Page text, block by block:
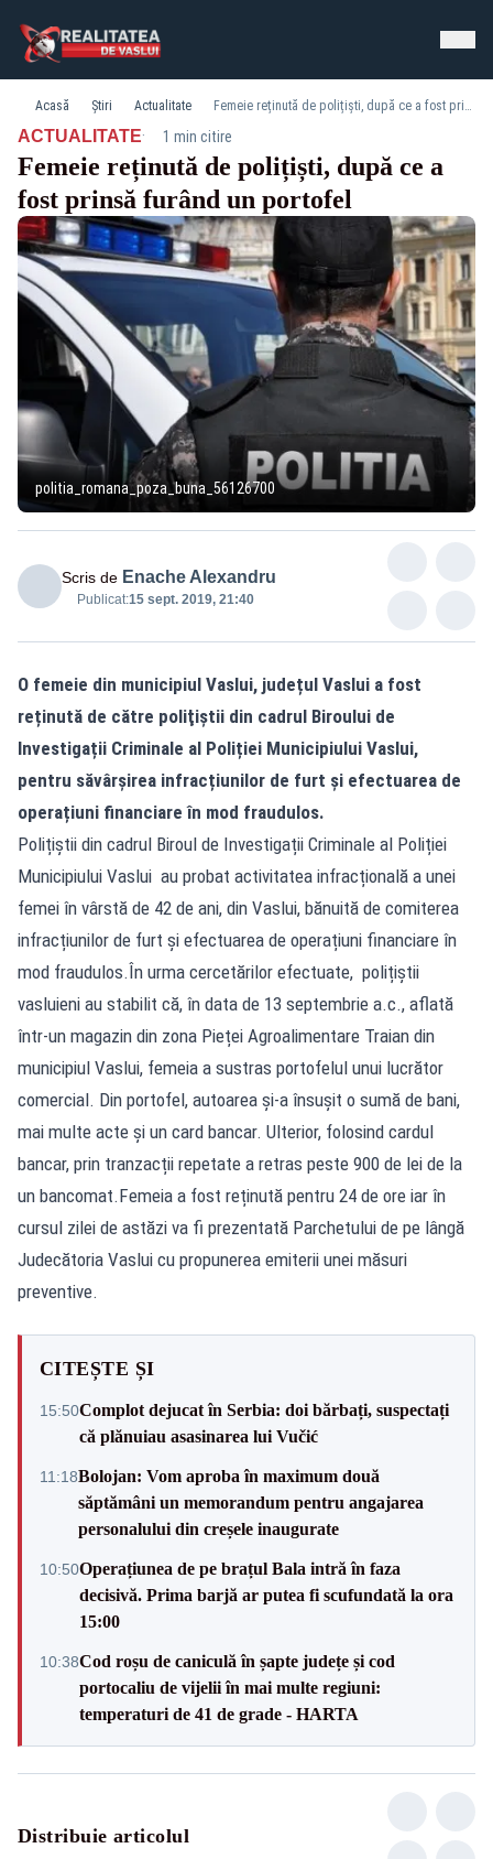
Acasă Știri Actualitate Femeie reținută de polițiști, după ce a fost prinsă furând un portofel
ACTUALITATE· 1 min citire
Femeie reținută de polițiști, după ce a
fost prinsă furând un portofel
politia_romana_poza_buna_56126700
Scris de Enache Alexandru
Publicat:15 sept. 2019, 21:40
O femeie din municipiul Vaslui, județul Vaslui a fost
reținută de către poliţiştii din cadrul Biroului de
Investigații Criminale al Poliției Municipiului Vaslui,
pentru săvârșirea infracțiunilor de furt și efectuarea de
operațiuni financiare în mod fraudulos.
Polițiștii din cadrul Biroul de Investigații Criminale al Poliției
Municipiului Vaslui au probat activitatea infracțională a unei
femei în vârstă de 42 de ani, din Vaslui, bănuită de comiterea
infracțiunilor de furt și efectuarea de operațiuni financiare în
mod fraudulos.În urma cercetărilor efectuate, polițiștii
vasluieni au stabilit că, în data de 13 septembrie a.c., aflată
într-un magazin din zona Pieței Agroalimentare Traian din
municipiul Vaslui, femeia a sustras portofelul unui lucrător
comercial. Din portofel, autoarea și-a însușit o sumă de bani,
mai multe acte și un card bancar. Ulterior, folosind cardul
bancar, prin tranzacții repetate a retras peste 900 de lei de la
un bancomat.Femeia a fost reținută pentru 24 de ore iar în
cursul zilei de astăzi va fi prezentată Parchetului de pe lângă
Judecătoria Vaslui cu propunerea emiterii unei măsuri
preventive.
CITEȘTE ȘI
15:50Complot dejucat în Serbia: doi bărbați, suspectați
că plănuiau asasinarea lui Vučić
11:18Bolojan: Vom aproba în maximum două
săptămâni un memorandum pentru angajarea
personalului din creșele inaugurate
10:50Operațiunea de pe brațul Bala intră în faza
decisivă. Prima barjă ar putea fi scufundată la ora
15:00
10:38Cod roșu de caniculă în șapte județe și cod
portocaliu de vijelii în mai multe regiuni:
temperaturi de 41 de grade - HARTA
Distribuie articolul